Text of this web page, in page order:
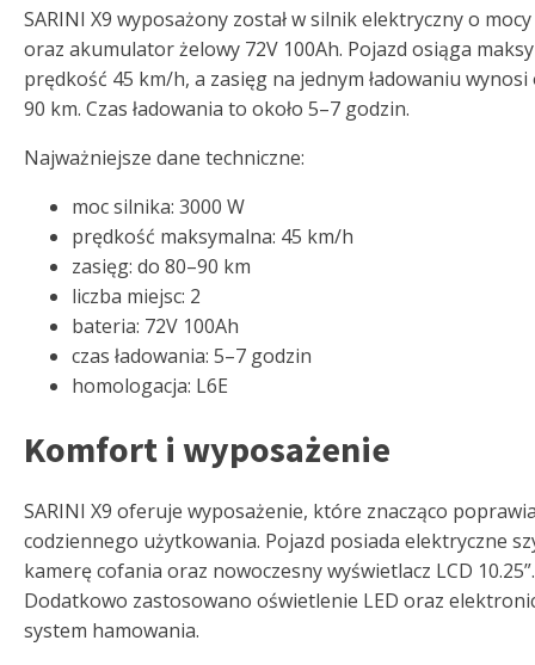
SARINI X9 wyposażony został w silnik elektryczny o
oraz akumulator żelowy 72V 100Ah. Pojazd osiąga
prędkość 45 km/h, a zasięg na jednym ładowaniu wynosi
90 km. Czas ładowania to około 5–7 godzin.
Najważniejsze dane techniczne:
moc silnika: 3000 W
prędkość maksymalna: 45 km/h
zasięg: do 80–90 km
liczba miejsc: 2
bateria: 72V 100Ah
czas ładowania: 5–7 godzin
homologacja: L6E
Komfort i wyposażenie
SARINI X9 oferuje wyposażenie, które znacząco
codziennego użytkowania. Pojazd posiada elektryczne
kamerę cofania oraz nowoczesny wyświetlacz LCD 10.25”.
Dodatkowo zastosowano oświetlenie LED oraz
system hamowania.